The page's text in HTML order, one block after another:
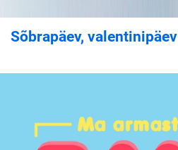
Sõbrapäev, valentinipäev